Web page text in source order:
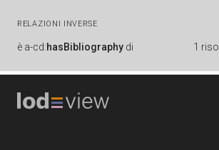
RELAZIONI INVERSE
è a-cd:hasBibliography di 1